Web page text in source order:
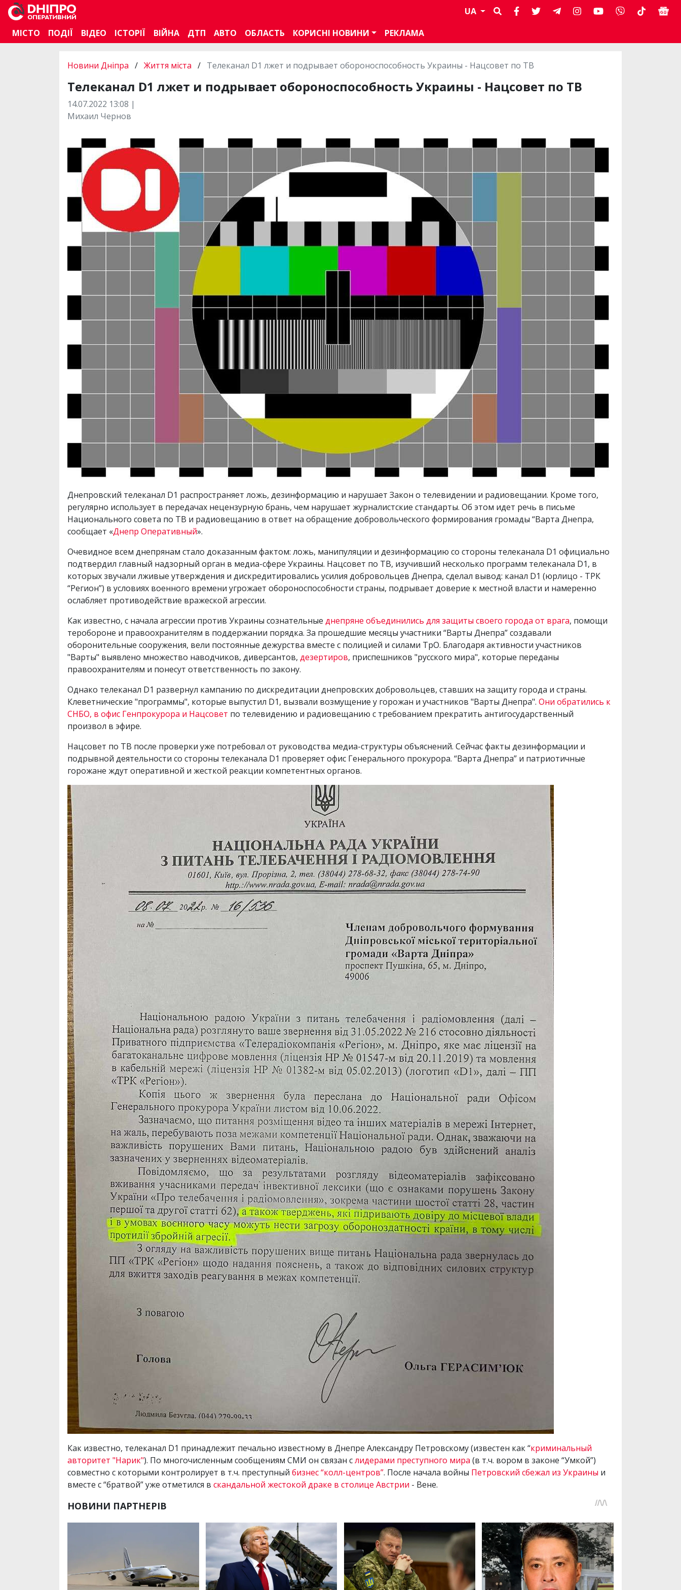
UA
МІСТО
ПОДІЇ ВІДЕО ІСТОРІЇ ВІЙНА ДТП АВТО ОБЛАСТЬ КОРИСНІ НОВИНИ РЕКЛАМА
Новини Дніпра / Життя міста / Телеканал D1 лжет и подрывает обороноспособность Украины - Нацсовет по ТВ
Телеканал D1 лжет и подрывает обороноспособность Украины - Нацсовет по ТВ
14.07.2022 13:08 |
Михаил Чернов
Днепровский телеканал D1 распространяет ложь, дезинформацию и нарушает Закон о телевидении и радиовещании. Кроме того,
регулярно использует в передачах нецензурную брань, чем нарушает журналистские стандарты. Об этом идет речь в письме
Национального совета по ТВ и радиовещанию в ответ на обращение добровольческого формирования громады “Варта Днепра,
сообщает «Днепр Оперативный».
Очевидное всем днепрянам стало доказанным фактом: ложь, манипуляции и дезинформацию со стороны телеканала D1 официально
подтвердил главный надзорный орган в медиа-сфере Украины. Нацсовет по ТВ, изучивший несколько программ телеканала D1, в
которых звучали лживые утверждения и дискредитировались усилия добровольцев Днепра, сделал вывод: канал D1 (юрлицо - ТРК
“Регион”) в условиях военного времени угрожает обороноспособности страны, подрывает доверие к местной власти и намеренно
ослабляет противодействие вражеской агрессии.
Как известно, с начала агрессии против Украины сознательные днепряне объединились для защиты своего города от врага, помощи
теробороне и правоохранителям в поддержании порядка. За прошедшие месяцы участники “Варты Днепра” создавали
оборонительные сооружения, вели постоянные дежурства вместе с полицией и силами ТрО. Благодаря активности участников
"Варты" выявлено множество наводчиков, диверсантов, дезертиров, приспешников "русского мира", которые переданы
правоохранителям и понесут ответственность по закону.
Однако телеканал D1 развернул кампанию по дискредитации днепровских добровольцев, ставших на защиту города и страны.
Клеветнические "программы", которые выпустил D1, вызвали возмущение у горожан и участников "Варты Днепра". Они обратились к
СНБО, в офис Генпрокурора и Нацсовет по телевидению и радиовещанию с требованием прекратить антигосударственный
произвол в эфире.
Нацсовет по ТВ после проверки уже потребовал от руководства медиа-структуры объяснений. Сейчас факты дезинформации и
подрывной деятельности со стороны телеканала D1 проверяет офис Генерального прокурора. “Варта Днепра” и патриотичные
горожане ждут оперативной и жесткой реакции компетентных органов.
Как известно, телеканал D1 принадлежит печально известному в Днепре Александру Петровскому (известен как “криминальный
авторитет "Нарик"). По многочисленным сообщениям СМИ он связан слидерами преступного мира (в т.ч. вором в законе “Умкой”)
совместно с которыми контролирует в т.ч. преступный бизнес “колл-центров”. После начала войны Петровский сбежал из Украины и
вместе с “братвой” уже отметился в скандальной жестокой драке в столице Австрии - Вене.